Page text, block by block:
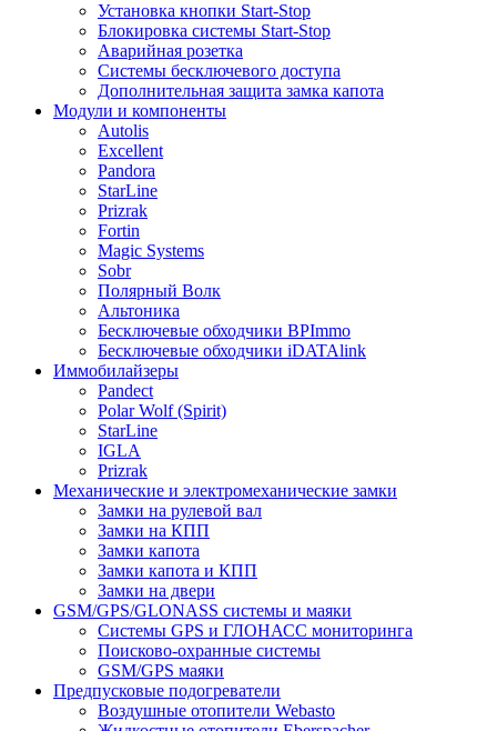
Установка кнопки Start-Stop
Блокировка системы Start-Stop
Аварийная розетка
Системы бесключевого доступа
Дополнительная защита замка капота
Модули и компоненты
Autolis
Excellent
Pandora
StarLine
Prizrak
Fortin
Magic Systems
Sobr
Полярный Волк
Альтоника
Бесключевые обходчики BPImmo
Бесключевые обходчики iDATAlink
Иммобилайзеры
Pandect
Polar Wolf (Spirit)
StarLine
IGLA
Prizrak
Механические и электромеханические замки
Замки на рулевой вал
Замки на КПП
Замки капота
Замки капота и КПП
Замки на двери
GSM/GPS/GLONASS системы и маяки
Системы GPS и ГЛОНАСС мониторинга
Поисково-охранные системы
GSM/GPS маяки
Предпусковые подогреватели
Воздушные отопители Webasto